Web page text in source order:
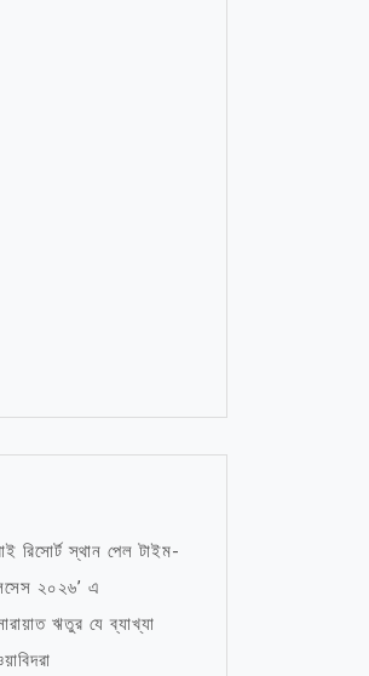
রিসোর্ট স্থান পেল টাইম-
২০২৬’ এ
ঋতুর যে ব্যাখ্যা